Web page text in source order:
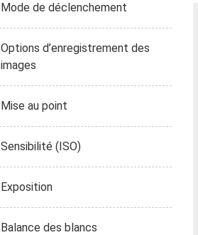
Mode de déclenchement
Options d’enregistrement des
images
Mise au point
Sensibilité (ISO)
Exposition
Balance des blancs